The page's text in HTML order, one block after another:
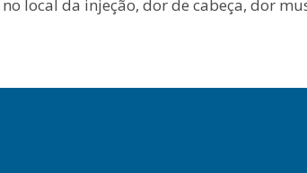
local da injeção, dor de cabeça, dor